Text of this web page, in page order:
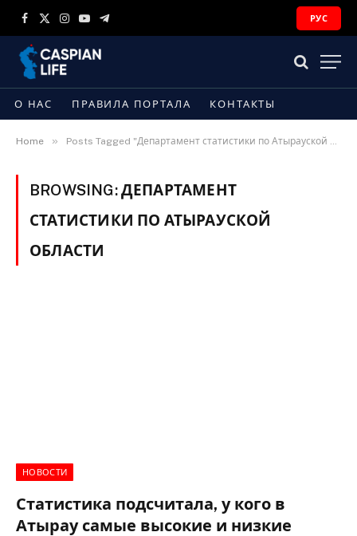
Facebook
X
Instagram
YouTubeTelegram
РУС
О НАС ПРАВИЛА ПОРТАЛА КОНТАКТЫ
Home » Posts Tagged "Департамент статистики по Атырауской области"
BROWSING:ДЕПАРТАМЕНТ
СТАТИСТИКИ ПО АТЫРАУСКОЙ
ОБЛАСТИ
НОВОСТИ
Статистика подсчитала, у кого в
Атырау самые высокие и низкие